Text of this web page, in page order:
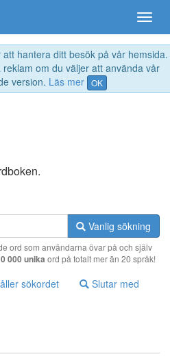
hantera ditt besök på vår hemsida.
om du väljer att använda vår
version. Läs mer OK
Vanlig sökning
ord som användarna övar på och själv
000 unika ord på totalt mer än 20 språk!
sökordet Slutar med